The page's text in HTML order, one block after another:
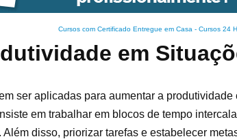
Cursos com Certificado Entregue em Casa - Cursos 24
em
ser aplicadas para aumentar a
em trabalhar em blocos de tempo
disso, priorizar tarefas e estabelecer